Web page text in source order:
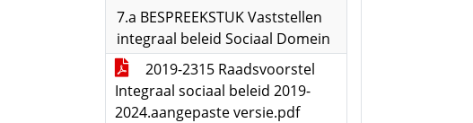
7.a BESPREEKSTUK Vaststellen
integraal beleid Sociaal Domein
2019-2315 Raadsvoorstel
Integraal sociaal beleid 2019-
2024.aangepaste versie.pdf